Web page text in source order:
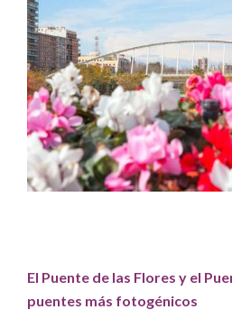
El Puente de las Flores y el
puentes más fotogénicos